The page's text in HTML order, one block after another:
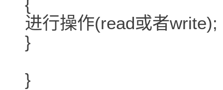
{
进行操作(read或者write);
}
}